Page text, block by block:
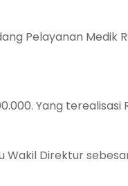
Pelayanan Medik
Yang terealisasi
Wakil Direktur